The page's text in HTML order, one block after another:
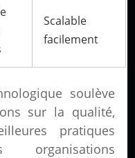
Scalable
facilement
soulève
sur la qualité,
pratiques
organisations